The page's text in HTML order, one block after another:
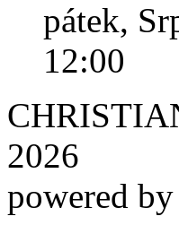
pátek,
12:00
2026
powered by